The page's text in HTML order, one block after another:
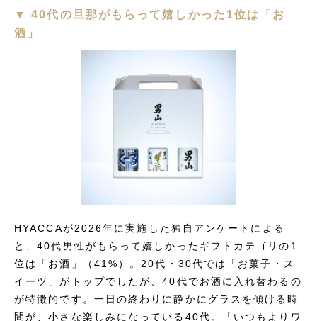
▼ 40代の旦那がもらって嬉しかった1位は「お
酒」
HYACCAが2026年に実施した独自アンケートによる
と、40代男性がもらって嬉しかったギフトカテゴリの1
位は「お酒」（41%）。20代・30代では「お菓子・ス
イーツ」がトップでしたが、40代でお酒に入れ替わるの
が特徴的です。一日の終わりに静かにグラスを傾ける時
間が、小さな楽しみになっている40代。「いつもよりワ